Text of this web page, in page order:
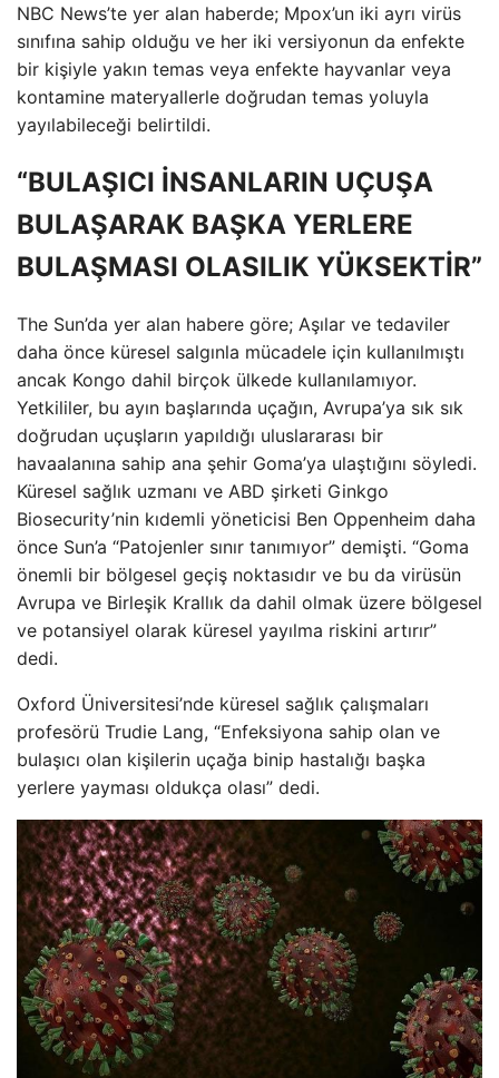
NBC News’te yer alan haberde; Mpox’un iki ayrı virüs
sınıfına sahip olduğu ve her iki versiyonun da enfekte
bir kişiyle yakın temas veya enfekte hayvanlar veya
kontamine materyallerle doğrudan temas yoluyla
yayılabileceği belirtildi.
“BULAŞICI İNSANLARIN UÇUŞA
BULAŞARAK BAŞKA YERLERE
BULAŞMASI OLASILIK YÜKSEKTİR”
The Sun’da yer alan habere göre; Aşılar ve tedaviler
daha önce küresel salgınla mücadele için kullanılmıştı
ancak Kongo dahil birçok ülkede kullanılamıyor.
Yetkililer, bu ayın başlarında uçağın, Avrupa’ya sık sık
doğrudan uçuşların yapıldığı uluslararası bir
havaalanına sahip ana şehir Goma’ya ulaştığını söyledi.
Küresel sağlık uzmanı ve ABD şirketi Ginkgo
Biosecurity’nin kıdemli yöneticisi Ben Oppenheim daha
önce Sun’a “Patojenler sınır tanımıyor” demişti. “Goma
önemli bir bölgesel geçiş noktasıdır ve bu da virüsün
Avrupa ve Birleşik Krallık da dahil olmak üzere bölgesel
ve potansiyel olarak küresel yayılma riskini artırır”
dedi.
Oxford Üniversitesi’nde küresel sağlık çalışmaları
profesörü Trudie Lang, “Enfeksiyona sahip olan ve
bulaşıcı olan kişilerin uçağa binip hastalığı başka
yerlere yayması oldukça olası” dedi.